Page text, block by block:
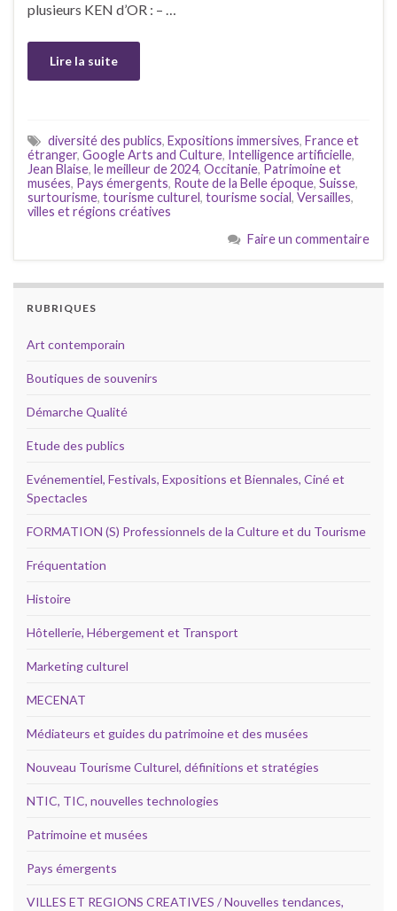
plusieurs KEN d’OR : – …
Lire la suite
diversité des publics, Expositions immersives, France et
étranger, Google Arts and Culture, Intelligence artificielle,
Jean Blaise, le meilleur de 2024, Occitanie, Patrimoine et
musées, Pays émergents, Route de la Belle époque, Suisse,
surtourisme, tourisme culturel, tourisme social, Versailles,
villes et régions créatives
Faire un commentaire
RUBRIQUES
Art contemporain
Boutiques de souvenirs
Démarche Qualité
Etude des publics
Evénementiel, Festivals, Expositions et Biennales, Ciné et
Spectacles
FORMATION (S) Professionnels de la Culture et du Tourisme
Fréquentation
Histoire
Hôtellerie, Hébergement et Transport
Marketing culturel
MECENAT
Médiateurs et guides du patrimoine et des musées
Nouveau Tourisme Culturel, définitions et stratégies
NTIC, TIC, nouvelles technologies
Patrimoine et musées
Pays émergents
VILLES ET REGIONS CREATIVES / Nouvelles tendances,